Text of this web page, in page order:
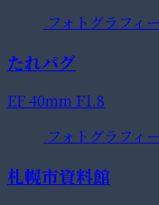
フォトグラフィー
たれパグ
EF 40mm F1.8
フォトグラフィー
札幌市資料館